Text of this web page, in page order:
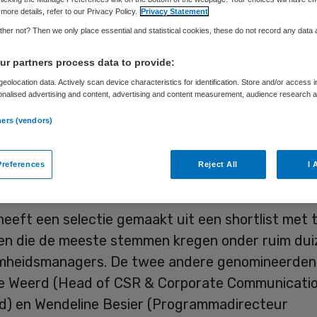
Niezink, MVO-manager bij
is genomineerd voor de titel ‘MVO Manager
Hij is de eerste genomineerde uit de
van de verkiezing.
een selectie gemaakt uit een shortlist met
die de meeste stemmen kregen onder ruim
De twee andere
Weerd (Head of CSR & Corporate
en Wendeline Besier (Programmadirecteur
details, refer to our Privacy Policy. Privacy Statement
not? Then we only place essential and statistical cookies, these do not record any data
partners process data to provide:
data. Actively scan device characteristics for identification. Store and/or access
advertising and content, advertising and content measurement, audience research
(vendors)
Reject All I